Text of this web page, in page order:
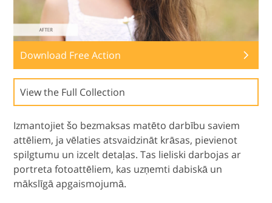
Download Free Action
View the Full Collection
Izmantojiet šo bezmaksas matēto darbību saviem
attēliem, ja vēlaties atsvaidzināt krāsas, pievienot
spilgtumu un izcelt detaļas. Tas lieliski darbojas ar
portreta fotoattēliem, kas uzņemti dabiskā un
mākslīgā apgaismojumā.